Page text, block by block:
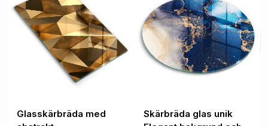
Glasskärbräda med
Skärbräda glas unik